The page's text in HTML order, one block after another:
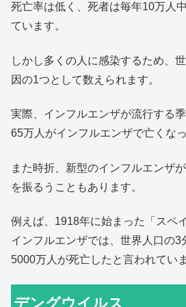
死亡率は低く、死者は毎年10万人
ています。
しかし多くの人に感染するため、
因の1つとして数えられます。
実際、インフルエンザが流行する
65万人がインフルエンザで亡くな
また時折、新型のインフルエンザ
を振るうこともあります。
例えば、1918年に始まった「スペ
インフルエンザでは、世界人口の3
5000万人が死亡したと言われていま
デングウイルス